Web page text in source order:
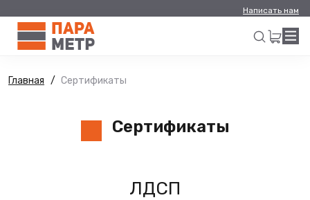
Написать нам
Главная Сертификаты
Сертификаты
ЛДСП